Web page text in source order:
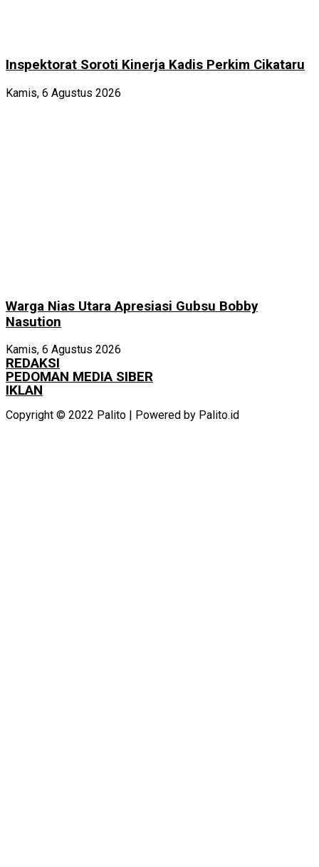
Inspektorat Soroti Kinerja Kadis Perkim Cikataru
Kamis, 6 Agustus 2026
Warga Nias Utara Apresiasi Gubsu Bobby
Nasution
Kamis, 6 Agustus 2026
REDAKSI
PEDOMAN MEDIA SIBER
IKLAN
Copyright © 2022 Palito | Powered by Palito.id